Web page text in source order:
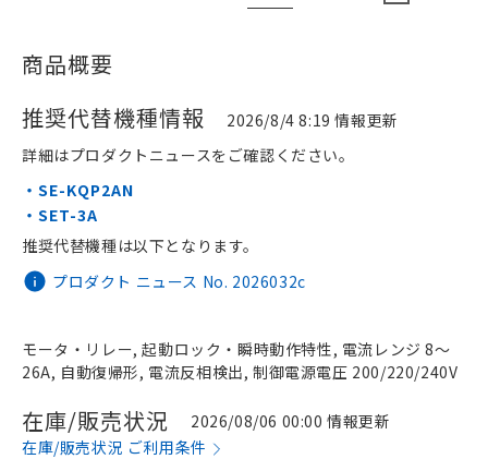
商品概要
推奨代替機種情報
2026/8/4 8:19 情報更新
プロダクト ニュース No. 2026032c
推奨代替機種は以下となります。
・SE-KQP2AN
・SET-3A
詳細はプロダクトニュースをご確認ください。
モータ・リレー, 起動ロック・瞬時動作特性, 電流レンジ 8～
26A, 自動復帰形, 電流反相検出, 制御電源電圧 200/220/240V
在庫/販売状況
2026/08/06 00:00 情報更新
在庫/販売状況 ご利用条件